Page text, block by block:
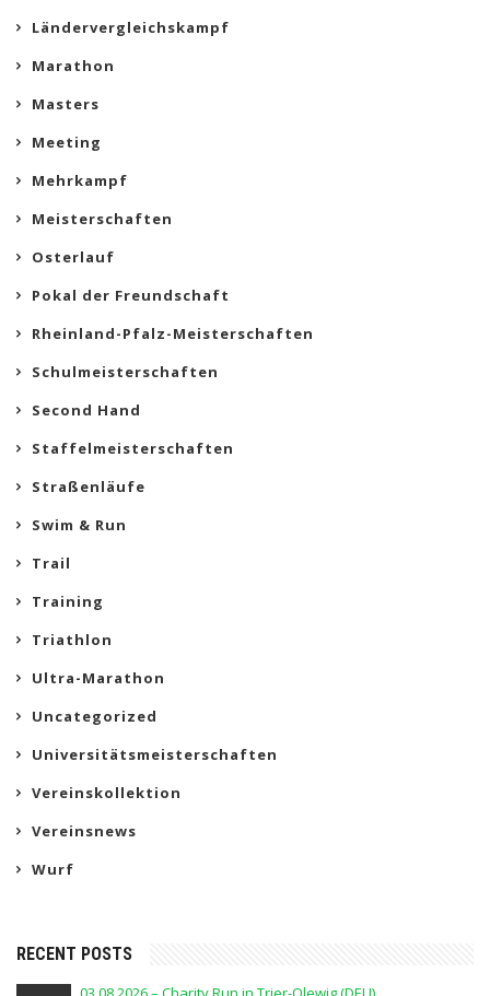
Ländervergleichskampf
Marathon
Masters
Meeting
Mehrkampf
Meisterschaften
Osterlauf
Pokal der Freundschaft
Rheinland-Pfalz-Meisterschaften
Schulmeisterschaften
Second Hand
Staffelmeisterschaften
Straßenläufe
Swim & Run
Trail
Training
Triathlon
Ultra-Marathon
Uncategorized
Universitätsmeisterschaften
Vereinskollektion
Vereinsnews
Wurf
RECENT POSTS